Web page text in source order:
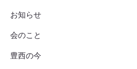
お知らせ
会のこと
豊西の今